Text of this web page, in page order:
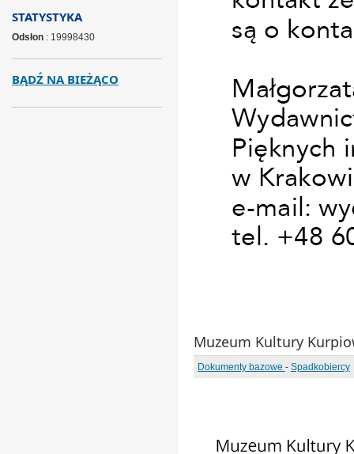
Muzeum Kultury
Dokumenty bazowe - Spadkobiercy
STATYSTYKA
Odsłon: 19998430
BĄDŹ NA BIEŻĄCO